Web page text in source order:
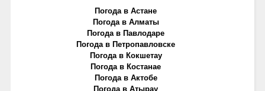
Погода в Астане
Погода в Алматы
Погода в Павлодаре
Погода в Петропавловске
Погода в Кокшетау
Погода в Костанае
Погода в Актобе
Погода в Атырау